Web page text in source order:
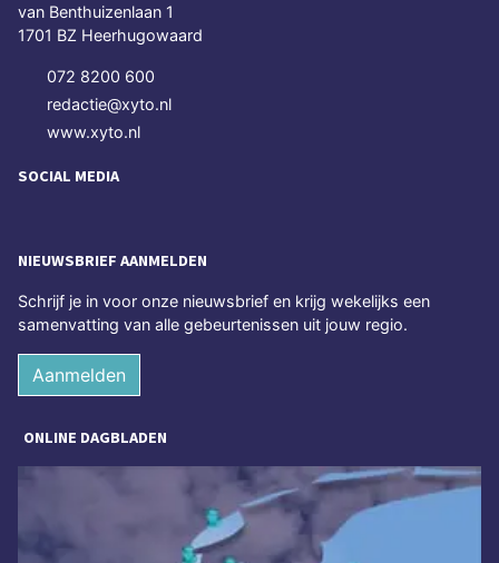
van Benthuizenlaan 1
1701 BZ Heerhugowaard
072 8200 600
redactie@xyto.nl
www.xyto.nl
SOCIAL MEDIA
NIEUWSBRIEF AANMELDEN
Schrijf je in voor onze nieuwsbrief en krijg wekelijks een
samenvatting van alle gebeurtenissen uit jouw regio.
Aanmelden
ONLINE DAGBLADEN